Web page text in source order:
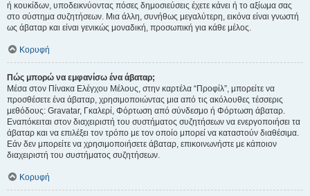
ή κουκίδων, υποδεικνύοντας πόσες δημοσιεύσεις έχετε κάνει ή το αξίωμα σας
στο σύστημα συζητήσεων. Μια άλλη, συνήθως μεγαλύτερη, εικόνα είναι γνωστή
ως άβαταρ και είναι γενικώς μοναδική, προσωπική για κάθε μέλος.
Κορυφή
Πώς μπορώ να εμφανίσω ένα άβαταρ;
Μέσα στον Πίνακα Ελέγχου Μέλους, στην καρτέλα “Προφίλ”, μπορείτε να
προσθέσετε ένα άβαταρ, χρησιμοποιώντας μια από τις ακόλουθες τέσσερις
μεθόδους: Gravatar, Γκαλερί, Φόρτωση από σύνδεσμο ή Φόρτωση άβαταρ.
Εναπόκειται στον διαχειριστή του συστήματος συζητήσεων να ενεργοποιήσει τα
άβαταρ και να επιλέξει τον τρόπο με τον οποίο μπορεί να καταστούν διαθέσιμα.
Εάν δεν μπορείτε να χρησιμοποιήσετε άβαταρ, επικοινωνήστε με κάποιον
διαχειριστή του συστήματος συζητήσεων.
Κορυφή